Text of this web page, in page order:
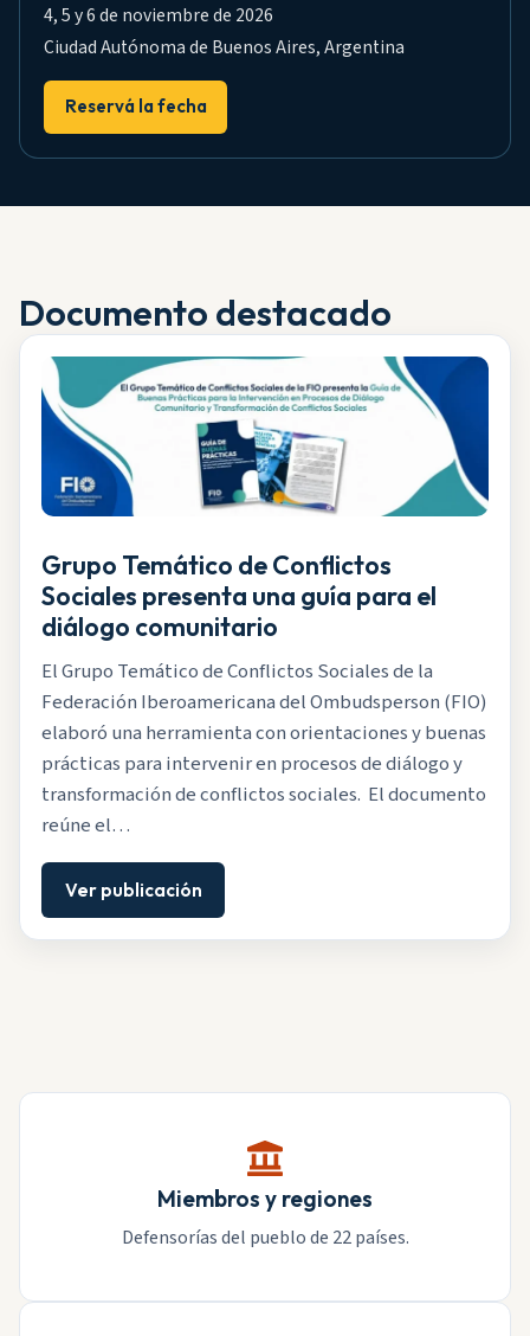
4, 5 y 6 de noviembre de 2026
Ciudad Autónoma de Buenos Aires, Argentina
Reservá la fecha
Documento destacado
Grupo Temático de Conflictos
Sociales presenta una guía para el
diálogo comunitario
El Grupo Temático de Conflictos Sociales de la
Federación Iberoamericana del Ombudsperson (FIO)
elaboró una herramienta con orientaciones y buenas
prácticas para intervenir en procesos de diálogo y
transformación de conflictos sociales. El documento
reúne el…
Ver publicación
Miembros y regiones
Defensorías del pueblo de 22 países.